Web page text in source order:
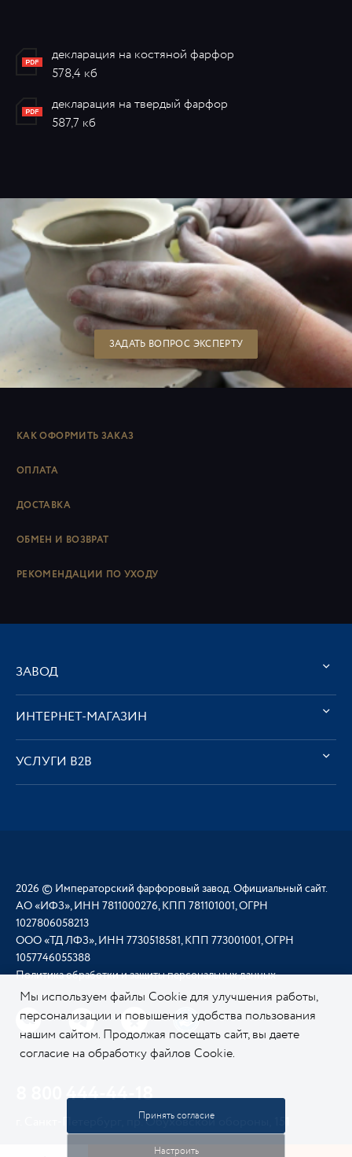
декларация на костяной фарфор
578,4 кб
декларация на твердый фарфор
587,7 кб
ЗАДАТЬ ВОПРОС ЭКСПЕРТУ
КАК ОФОРМИТЬ ЗАКАЗ
ОПЛАТА
ДОСТАВКА
ОБМЕН И ВОЗВРАТ
РЕКОМЕНДАЦИИ ПО УХОДУ
ЗАВОД
ИНТЕРНЕТ-МАГАЗИН
УСЛУГИ В2В
2026 © Императорский фарфоровый завод. Официальный сайт.
АО «ИФЗ», ИНН 7811000276, КПП 781101001, ОГРН
1027806058213
ООО «ТД ЛФЗ», ИНН 7730518581, КПП 773001001, ОГРН
1057746055388
Политика обработки и защиты персональных данных
8 800 444-44-18
г. Санкт-Петербург, пр. Обуховской обороны, 151
Мы используем файлы Cookie для улучшения работы,
персонализации и повышения удобства пользования
нашим сайтом. Продолжая посещать сайт, вы даете
согласие на обработку файлов Cookie.
Принять согласие
Настроить